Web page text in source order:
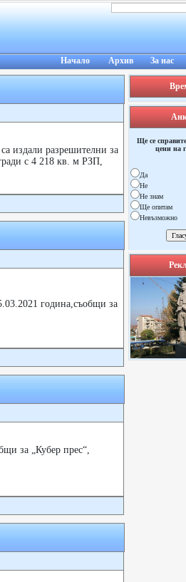
Начало Архив За нас
издали разрешителни за
с 4 218 кв. м РЗП,
година,съобщи за
за „Кубер прес“,
Ще се
цени на
Да
Не
Не знам
Ще опитам
Невъзможно